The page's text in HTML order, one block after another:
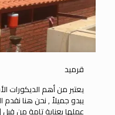
قرميد
يعتبر من أهم الديكورات
يبدو جميلاً , نحن هنا نقدم
عملها بعناية تامة من قبل